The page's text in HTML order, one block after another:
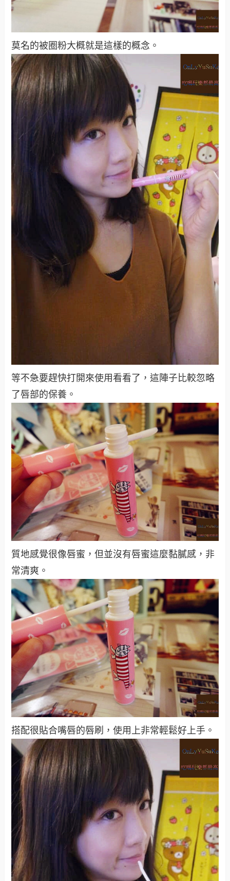
莫名的被圈粉大概就是這樣的概念。
等不急要趕快打開來使用看看了，這陣子比較忽略
了唇部的保養。
質地感覺很像唇蜜，但並沒有唇蜜這麼黏膩感，非
常清爽。
搭配很貼合嘴唇的唇刷，使用上非常輕鬆好上手。